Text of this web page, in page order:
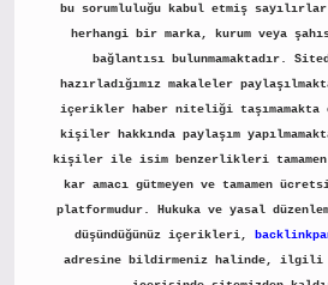
bu sorumluluğu kabul etmiş
herhangi bir marka, kurum veya
bağlantısı bulunmamaktadır.
hazırladığımız makaleler
içerikler haber niteliği taşımamakta
kişiler hakkında paylaşım
kişiler ile isim benzerlikleri
kar amacı gütmeyen ve tamamen
platformudur. Hukuka ve yasal
düşündüğünüz içerikleri,
adresine bildirmeniz halinde,